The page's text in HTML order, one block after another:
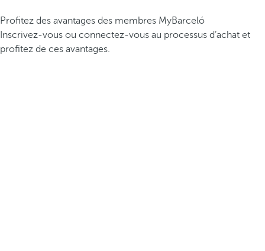
Profitez des avantages des membres MyBarceló
Inscrivez-vous ou connectez-vous au processus d’achat et
profitez de ces avantages.